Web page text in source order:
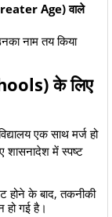
Age) वाले
नाम तय किया
के लिए
एक साथ मर्ज हो
शासनादेश में स्पष्ट
होने के बाद, तकनीकी
हो गई है।